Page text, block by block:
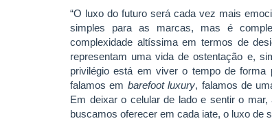
“O luxo do futuro será cada vez mais
simples para as marcas, mas é
complexidade altíssima em termos de
representam uma vida de ostentação e,
privilégio está em viver o tempo de
falamos em barefoot luxury, falamos de
Em deixar o celular de lado e sentir o
buscamos oferecer em cada iate, o luxo de